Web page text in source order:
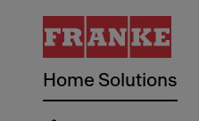
Home Solutions